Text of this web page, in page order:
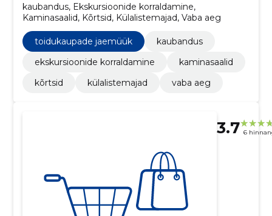
kaubandus, Ekskursioonide korraldamine,
Kaminasaalid, Kõrtsid, Külalistemajad, Vaba aeg
toidukaupade jaemüük
kaubandus
ekskursioonide korraldamine
kaminasaalid
kõrtsid
külalistemajad vaba aeg
3.7 6